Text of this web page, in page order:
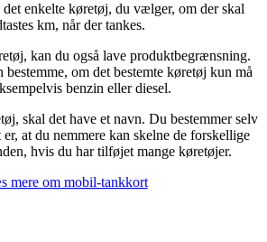
enkelte køretøj, du vælger, om der skal
km, når der tankes.
kan du også lave produktbegrænsning.
bestemme, om det bestemte køretøj kun må
benzin eller diesel.
skal det have et navn. Du bestemmer selv
at du nemmere kan skelne de forskellige
hvis du har tilføjet mange køretøjer.
mere om mobil-tankkort